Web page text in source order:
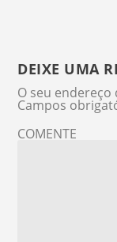
DEIXE UMA
O seu
Campos
COMENTE